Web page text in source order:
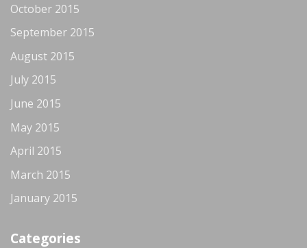
October 2015
September 2015
August 2015
July 2015
June 2015
May 2015
April 2015
March 2015
January 2015
Categories